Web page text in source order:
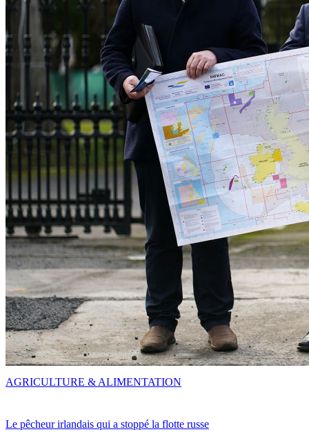
Le pêcheur irlandais qui a stoppé la flotte russe
AGRICULTURE & ALIMENTATION